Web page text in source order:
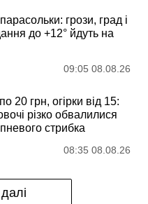
грози, град і
до +12° йдуть на
09:05 08.08.26
20 грн, огірки від 15:
різко обвалилися
стрибка
08:35 08.08.26